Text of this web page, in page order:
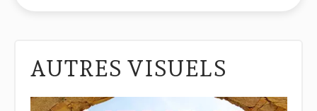
AUTRES VISUELS